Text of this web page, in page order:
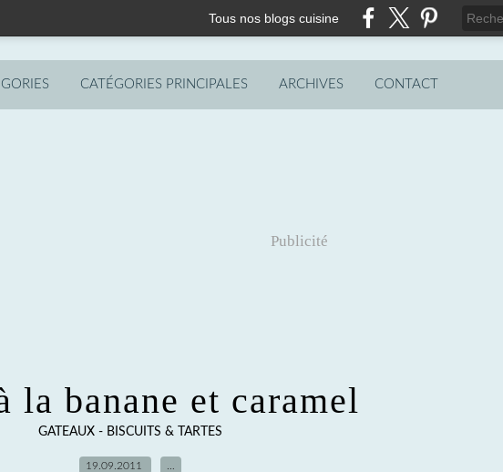
Tous nos blogs cuisine
CATÉGORIES PRINCIPALES ARCHIVES CONTACT
Publicité
la banane et caramel
GATEAUX - BISCUITS & TARTES
19.09.2011